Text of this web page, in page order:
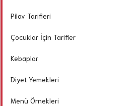
Pilav Tarifleri
Çocuklar İçin Tarifler
Kebaplar
Diyet Yemekleri
Menü Örnekleri